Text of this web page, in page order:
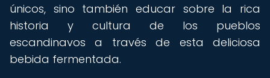
únicos, sino también educar sobre la rica
historia y cultura de los pueblos
escandinavos a través de esta deliciosa
bebida fermentada.